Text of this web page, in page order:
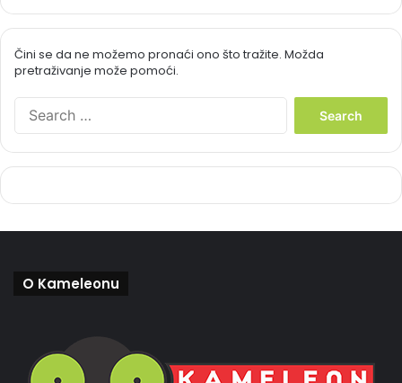
Čini se da ne možemo pronaći ono što tražite. Možda
pretraživanje može pomoći.
h
O Kameleonu